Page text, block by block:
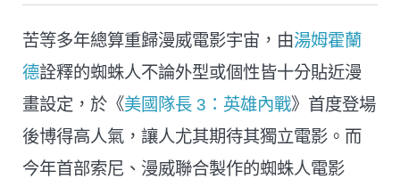
苦等多年總算重歸漫威電影宇宙，由湯姆霍蘭
德詮釋的蜘蛛人不論外型或個性皆十分貼近漫
畫設定，於《美國隊長 3：英雄內戰》首度登場
後博得高人氣，讓人尤其期待其獨立電影。而
今年首部索尼、漫威聯合製作的蜘蛛人電影